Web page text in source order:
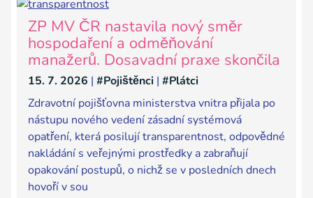
ZP MV ČR nastavila nový směr
hospodaření a odměňování
manažerů. Dosavadní praxe skončila
15. 7. 2026 | #Pojištěnci | #Plátci
Zdravotní pojišťovna ministerstva vnitra přijala po
nástupu nového vedení zásadní systémová
opatření, která posilují transparentnost, odpovědné
nakládání s veřejnými prostředky a zabraňují
opakování postupů, o nichž se v posledních dnech
hovoří v sou